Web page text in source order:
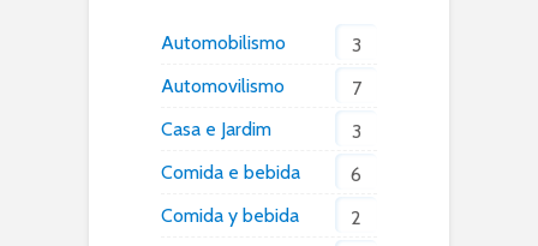
Automobilismo
3
Automovilismo
7
Casa e Jardim
3
Comida e bebida
6
Comida y bebida
2